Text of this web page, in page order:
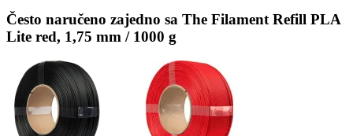
Često naručeno zajedno sa The Filament Refill PLA
Lite red, 1,75 mm / 1000 g